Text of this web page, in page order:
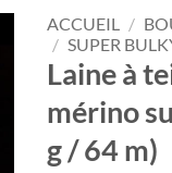
ACCUEIL /
/ SUPER
Laine à
mérino
g / 64 m)